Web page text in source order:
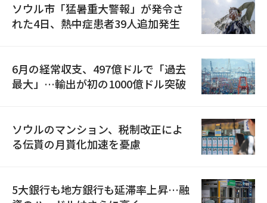
ソウル市「猛暑重大警報」が発令さ
れた4日、熱中症患者39人追加発生
6月の経常収支、497億ドルで「過去
最大」…輸出が初の1000億ドル突破
ソウルのマンション、税制改正によ
る伝貰の月貰化加速を憂慮
5大銀行も地方銀行も延滞率上昇…融